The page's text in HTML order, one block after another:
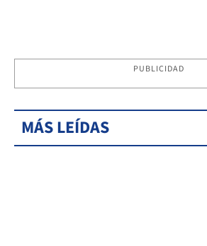
PUBLICIDAD
MÁS LEÍDAS